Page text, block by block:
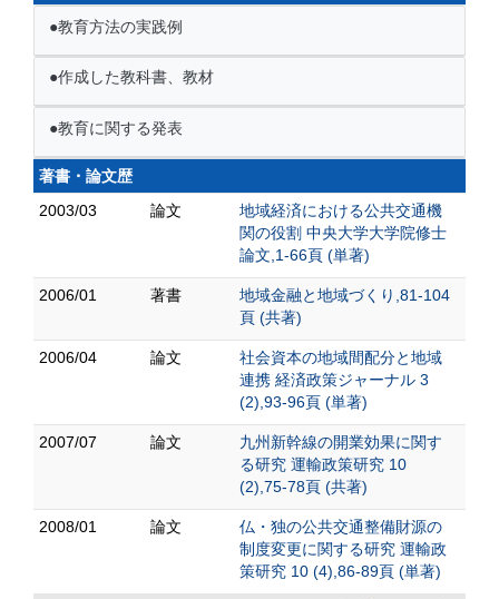
●教育方法の実践例
●作成した教科書、教材
●教育に関する発表
著書・論文歴
2003/03
論文
地域経済における公共交通機
関の役割 中央大学大学院修士
論文,1-66頁 (単著)
2006/01 著書
地域金融と地域づくり,81-104
頁 (共著)
2006/04 論文
社会資本の地域間配分と地域
連携 経済政策ジャーナル 3
(2),93-96頁 (単著)
2007/07 論文
九州新幹線の開業効果に関す
る研究 運輸政策研究 10
(2),75-78頁 (共著)
2008/01 論文
仏・独の公共交通整備財源の
制度変更に関する研究 運輸政
策研究 10 (4),86-89頁 (単著)